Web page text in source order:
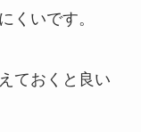
くいです。
ておくと良い